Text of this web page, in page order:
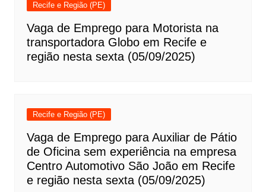
Recife e Região (PE)
Vaga de Emprego para Motorista na
transportadora Globo em Recife e
região nesta sexta (05/09/2025)
Recife e Região (PE)
Vaga de Emprego para Auxiliar de Pátio
de Oficina sem experiência na empresa
Centro Automotivo São João em Recife
e região nesta sexta (05/09/2025)